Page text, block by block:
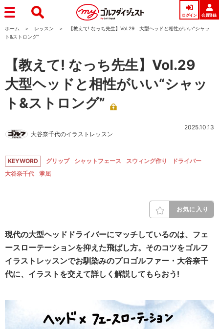
ログイン 会員登録
ホーム レッスン
【教えて! なっち先生】Vol.29 大型ヘッドと相性がいい“シャッ
ト&ストロング”
【教えて! なっち先生】Vol.29
大型ヘッドと相性がいい“シャッ
ト&ストロング”
大谷奈千代のイラストレッスン
2025.10.13
KEYWORD グリップ シャットフェース スウィング作り
ドライバー
大谷奈千代
掌屈
お気に入り
現代の大型ヘッドドライバーにマッチしているのは、フェ
ースローテーションを抑えた飛ばし方。そのコツをゴルフ
イラストレッスンでお馴染みのプロゴルファー・大谷奈千
代に、イラストを交えて詳しく解説してもらおう!